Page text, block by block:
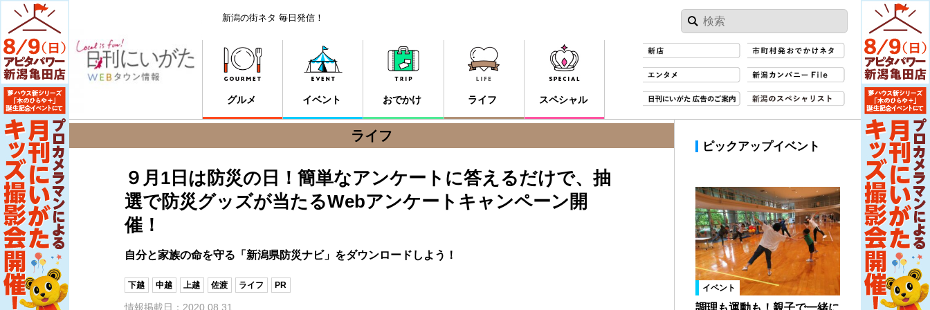
新潟の街ネタ 毎日発信！
グルメ イベント おでかけ ライフ スペシャル
ライフ
９月1日は防災の日！簡単なアンケートに答えるだけで、抽
選で防災グッズが当たるWebアンケートキャンペーン開
催！
自分と家族の命を守る「新潟県防災ナビ」をダウンロードしよう！
下越 中越 上越 佐渡 ライフ PR
情報掲載日：2020.08.31
ピックアップイベント
イベント